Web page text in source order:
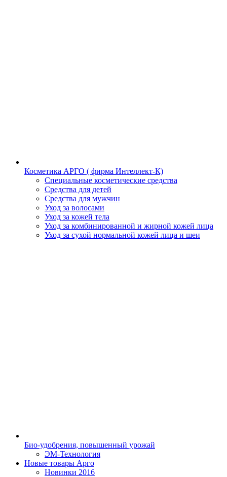
Косметика АРГО ( фирма Интеллект-К)
Специальные косметические средства
Средства для детей
Средства для мужчин
Уход за волосами
Уход за кожей тела
Уход за комбинированной и жирной кожей лица
Уход за сухой нормальной кожей лица и шеи
Био-удобрения, повышенный урожай
ЭМ-Технология
Новые товары Арго
Новинки 2016